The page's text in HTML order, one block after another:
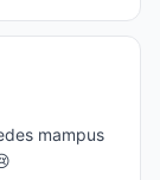
mampus